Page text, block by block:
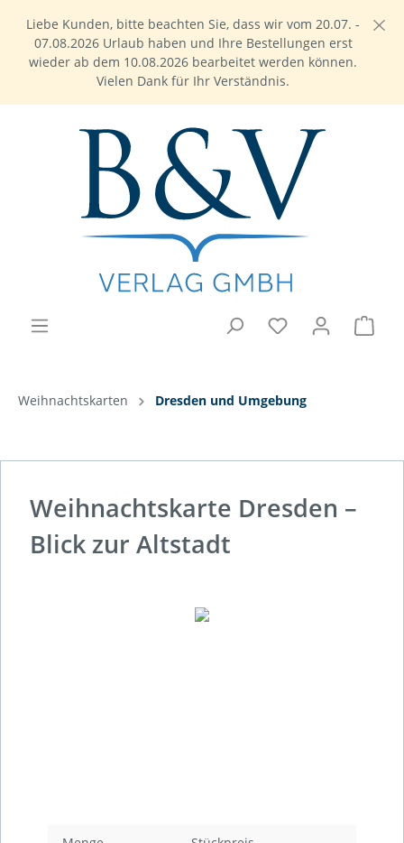
Liebe Kunden, bitte beachten Sie, dass wir vom 20.07. -
07.08.2026 Urlaub haben und Ihre Bestellungen erst
wieder ab dem 10.08.2026 bearbeitet werden können.
Vielen Dank für Ihr Verständnis.
Weihnachtskarten Dresden und Umgebung
Weihnachtskarte Dresden –
Blick zur Altstadt